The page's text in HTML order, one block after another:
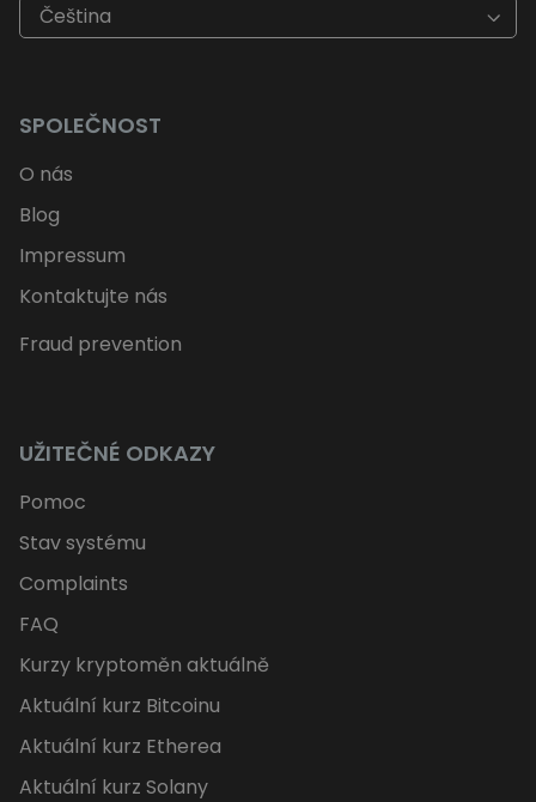
Čeština
SPOLEČNOST
O nás
Blog
Impressum
Kontaktujte nás
Fraud prevention
UŽITEČNÉ ODKAZY
Pomoc
Stav systému
Complaints
FAQ
Kurzy kryptoměn aktuálně
Aktuální kurz Bitcoinu
Aktuální kurz Etherea
Aktuální kurz Solany